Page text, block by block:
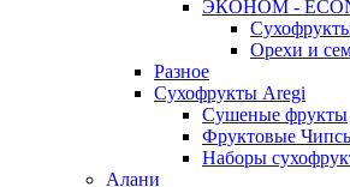
ЭКОНОМ -
Орехи и
Разное
Сухофрукты Aregi
Сушеные фрукты
Фруктовые
Наборы
Алани